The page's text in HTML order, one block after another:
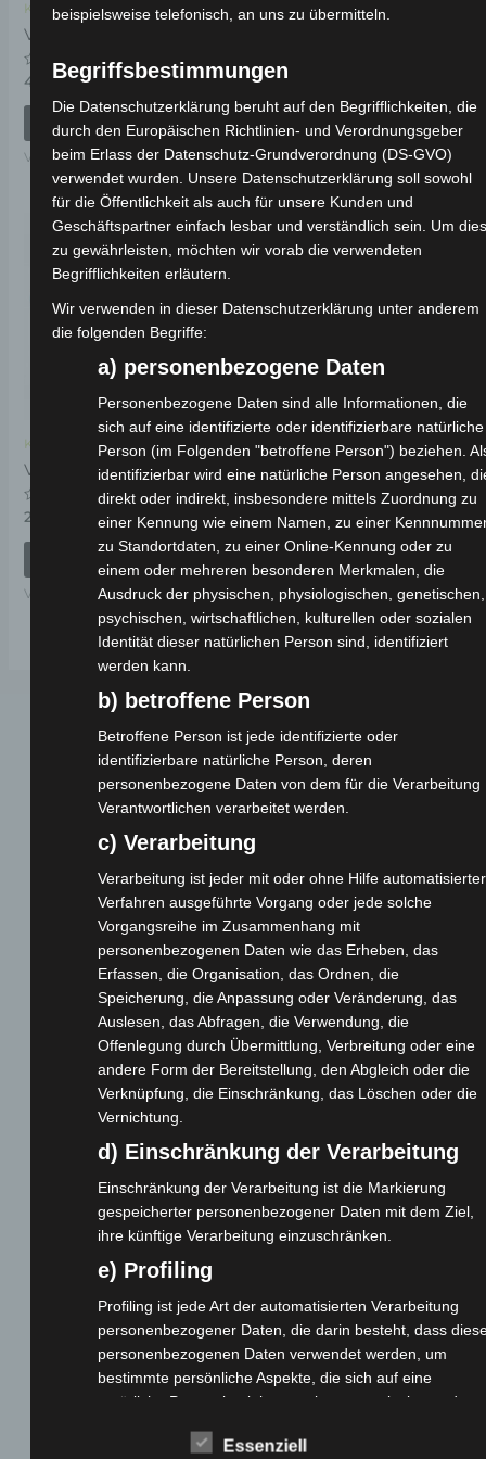
Kostenloser Versand
VS1 TRITTFÄCHE
Bewertet
0
49,00€ *
IN DEN WARENKORB
VS1
Kostenloser Versand
Bewertet
0
5
19,00
IN DEN WARENKORB
VS1
Kostenloser Versand
VS1 SEITENSTÄNDER
Bewertet
0
29,00
VS1
Webseite
Cashback-Aktion
Händler werden
Home
Gemeinsam spenden
Jobs
Kontakt
Reklamation einreichen
Produktpalette
Elektro-Chopper
Elektro-Kabinenroller
Elektro-Klappräder
Elektro-Lastendreiräder
Elektro-Roller
Elektro-Seniorenmobile
Elektro-Trikes
beispielsweise telefonisch, an uns zu übermitteln.
Begriffsbestimmungen
Die Datenschutzerklärung beruht auf den Begrifflichkeiten, die
durch den Europäischen Richtlinien- und Verordnungsgeber
beim Erlass der Datenschutz-Grundverordnung (DS-GVO)
verwendet wurden. Unsere Datenschutzerklärung soll sowohl
für die Öffentlichkeit als auch für unsere Kunden und
Geschäftspartner einfach lesbar und verständlich sein. Um dies
zu gewährleisten, möchten wir vorab die verwendeten
Begrifflichkeiten erläutern.
Wir verwenden in dieser Datenschutzerklärung unter anderem
die folgenden Begriffe:
a) personenbezogene Daten
Personenbezogene Daten sind alle Informationen, die
sich auf eine identifizierte oder identifizierbare natürliche
Person (im Folgenden "betroffene Person") beziehen.
identifizierbar wird eine natürliche Person angesehen,
direkt oder indirekt, insbesondere mittels Zuordnung zu
einer Kennung wie einem Namen, zu einer
zu Standortdaten, zu einer Online-Kennung oder zu
einem oder mehreren besonderen Merkmalen, die
Ausdruck der physischen, physiologischen, genetischen,
psychischen, wirtschaftlichen, kulturellen oder sozialen
Identität dieser natürlichen Person sind, identifiziert
werden kann.
b) betroffene Person
Betroffene Person ist jede identifizierte oder
identifizierbare natürliche Person, deren
personenbezogene Daten von dem für die Verarbeitung
Verantwortlichen verarbeitet werden.
c) Verarbeitung
Verarbeitung ist jeder mit oder ohne Hilfe automatisierter
Verfahren ausgeführte Vorgang oder jede solche
Vorgangsreihe im Zusammenhang mit
personenbezogenen Daten wie das Erheben, das
Erfassen, die Organisation, das Ordnen, die
Speicherung, die Anpassung oder Veränderung, das
Auslesen, das Abfragen, die Verwendung, die
Offenlegung durch Übermittlung, Verbreitung oder eine
andere Form der Bereitstellung, den Abgleich oder die
Verknüpfung, die Einschränkung, das Löschen oder die
Vernichtung.
d) Einschränkung der Verarbeitung
Einschränkung der Verarbeitung ist die Markierung
gespeicherter personenbezogener Daten mit dem Ziel,
ihre künftige Verarbeitung einzuschränken.
e) Profiling
Profiling ist jede Art der automatisierten Verarbeitung
personenbezogener Daten, die darin besteht, dass
personenbezogenen Daten verwendet werden, um
bestimmte persönliche Aspekte, die sich auf eine
natürliche Person beziehen, zu bewerten, insbesondere,
Lage, Gesundheit, persönlicher Vorlieben, Interessen,
Essenziell